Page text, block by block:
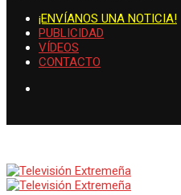
¡ENVÍANOS UNA NOTICIA!
PUBLICIDAD
VÍDEOS
CONTACTO